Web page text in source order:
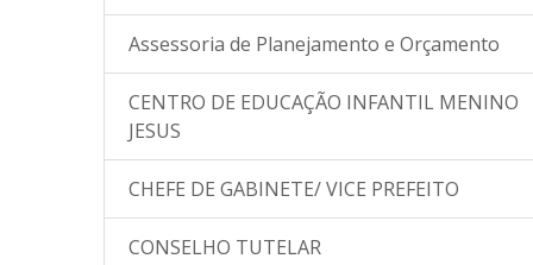
Assessoria de Planejamento e Orçamento
CENTRO DE EDUCAÇÃO INFANTIL MENINO
JESUS
CHEFE DE GABINETE/ VICE PREFEITO
CONSELHO TUTELAR